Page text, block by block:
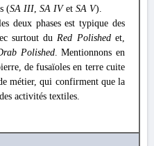
(SA III, SA IVet SA V).
deux phases est typique des
surtout duRed Polishedet,
Polished. Mentionnons en
de fusaïoles en terre cuite
métier, qui confirment que la
activités textiles.